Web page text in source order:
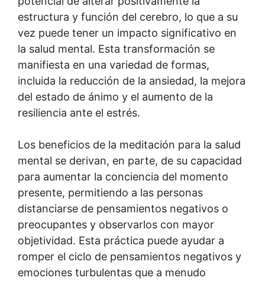
estructura y función del cerebro, lo que a su
vez puede tener un impacto significativo en
la salud mental. Esta transformación se
manifiesta en una variedad de formas,
incluida la reducción de la ansiedad, la mejora
del estado de ánimo y el aumento de la
resiliencia ante el estrés.
Los beneficios de la meditación para la salud
mental se derivan, en parte, de su capacidad
para aumentar la conciencia del momento
presente, permitiendo a las personas
distanciarse de pensamientos negativos o
preocupantes y observarlos con mayor
objetividad. Esta práctica puede ayudar a
romper el ciclo de pensamientos negativos y
emociones turbulentas que a menudo